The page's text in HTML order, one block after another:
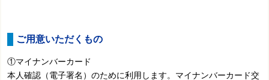
ご用意いただくもの
①マイナンバーカード
本人確認（電子署名）のために利用します。 マイナンバーカード交